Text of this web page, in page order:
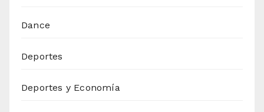
Dance
Deportes
Deportes y Economía